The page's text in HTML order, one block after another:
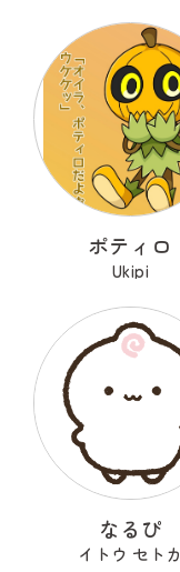
ポティロ
Ukipi
なるぴ
イトウ セトカ